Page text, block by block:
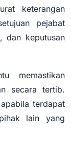
keterangan
pejabat
dan keputusan
memastikan
secara tertib.
terdapat
lain yang